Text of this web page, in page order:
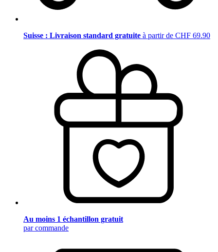
Suisse : Livraison standard gratuite à partir de CHF 69.90
Au moins 1 échantillon gratuit
par commande